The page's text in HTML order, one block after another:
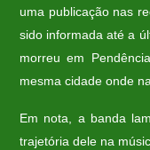
uma publicação nas
sido informada até a
morreu em
mesma cidade onde
Em nota, a banda
trajetória dele na